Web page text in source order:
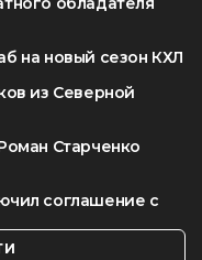
на новый сезон КХЛ
из Северной
Старченко
соглашение с